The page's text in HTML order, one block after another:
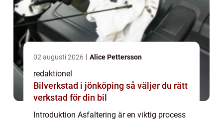
02 augusti 2026 Alice Pettersson
redaktionel
Bilverkstad i jönköping så väljer du rätt
verkstad för din bil
Introduktion Asfaltering är en viktig process